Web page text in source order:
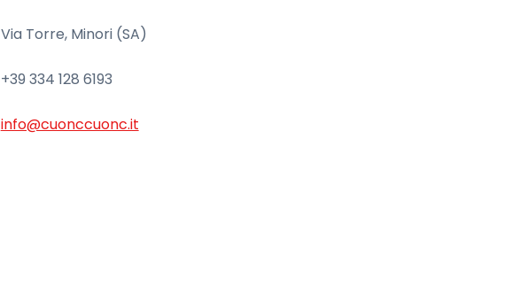
Via Torre, Minori (SA)
+39 334 128 6193
info@cuonccuonc.it